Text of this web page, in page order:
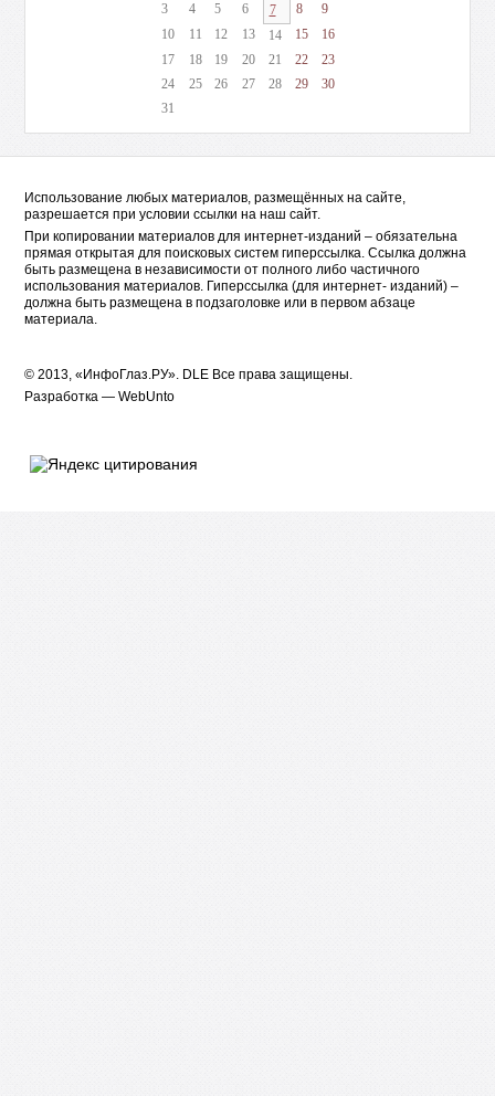
3
4 5 6 7 8
9
10
11 12 13 14 15
16
17
18 19 20 21 22
23
24
25 26 27 28 29
30
31
Использование любых материалов, размещённых на сайте,
разрешается при условии ссылки на наш сайт.
При копировании материалов для интернет-изданий – обязательна
прямая открытая для поисковых систем гиперссылка. Ссылка должна
быть размещена в независимости от полного либо частичного
использования материалов. Гиперссылка (для интернет- изданий) –
должна быть размещена в подзаголовке или в первом абзаце
материала.
© 2013, «ИнфоГлаз.РУ». DLE Все права защищены.
Разработка —WebUnto